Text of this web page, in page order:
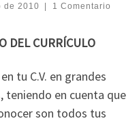
de 2010 | 1 Comentario
DEL CURRÍCULO
tu C.V. en grandes
teniendo en cuenta que
son todos tus